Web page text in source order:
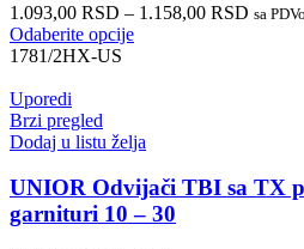
1.093,00 RSD – 1.158,00 RSD sa
Odaberite opcije
1781/2HX-US
Uporedi
Brzi pregled
Dodaj u listu želja
UNIOR Odvijači TBI sa TX
garnituri 10 – 30